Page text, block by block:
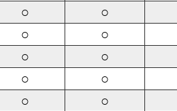
○ ○
○ ○
○ ○
○ ○
○ ○